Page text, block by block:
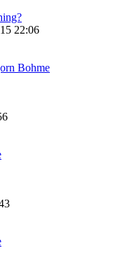
22:06
Bohme